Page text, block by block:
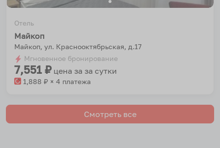
Отель
Майкоп
Майкоп, ул. Краснооктябрьская, д.17
Мгновенное бронирование
7,551₽ цена за за сутки
1,888 ₽ × 4 платежа
Смотреть все